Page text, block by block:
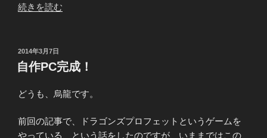
“ド
ロ
バ
ル
イ
ド
続きを読む
投
稿
日:
2014年3月7日
自作PC完成！
どうも、烏龍です。
前回の記事で、ドラゴンズプロフェットというゲームを
やっている、という話をしたのですが、いままではこの